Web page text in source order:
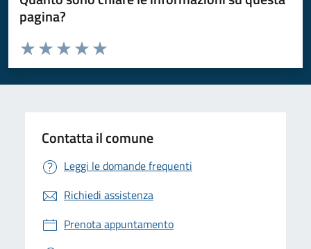
pagina?
Valuta da 1 a 5 stelle la pagina
Valuta 5 stelle su 5
Valuta 4 stelle su 5
Valuta 3 stelle su 5
Valuta 2 stelle su 5
Valuta 1 stelle su 5
Contatta il comune
Leggi le domande frequenti
Richiedi assistenza
Prenota appuntamento